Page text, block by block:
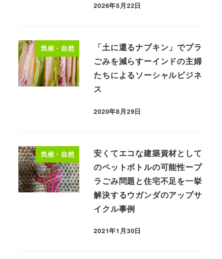
2026年5月22日
気候・自然
「土に還るナプキン」でプラ
ごみを減らすーインドの主婦
たちによるソーシャルビジネ
ス
2020年8月29日
気候・自然
安くてエコな建築資材として
のペットボトルの可能性ープ
ラごみ問題と住宅不足を一挙
解決するウガンダのアップサ
イクル事例
2021年1月30日